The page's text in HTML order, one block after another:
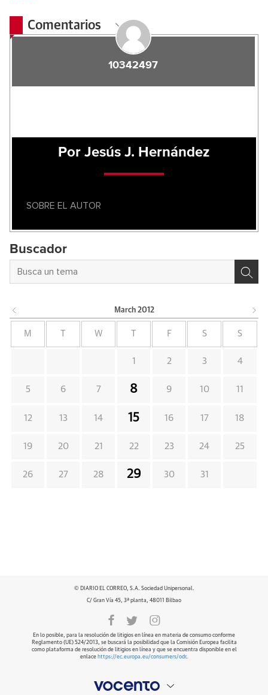
Comentarios
10342497
Por Jesús J. Hernández
SOBRE EL AUTOR
Buscador
March 2012
M T W T F S S
1 2 3 4
5 6 7 8 9 10 11
12 13 14 15 16 17 18
19 20 21 22 23 24 25
26 27 28 29 30 31
© DIARIO EL CORREO, S.A. Sociedad Unipersonal.
C/ Gran Vía 45, 3ª planta, 48011 Bilbao
En lo posible, para la resolución de litigios en línea en materia de consumo conforme
Reglamento (UE) 524/2013, se buscará la posibilidad que la Comisión Europea facilita
como plataforma de resolución de litigios en línea y que se encuentra disponible en el
enlace https://ec.europa.eu/consumers/odr.